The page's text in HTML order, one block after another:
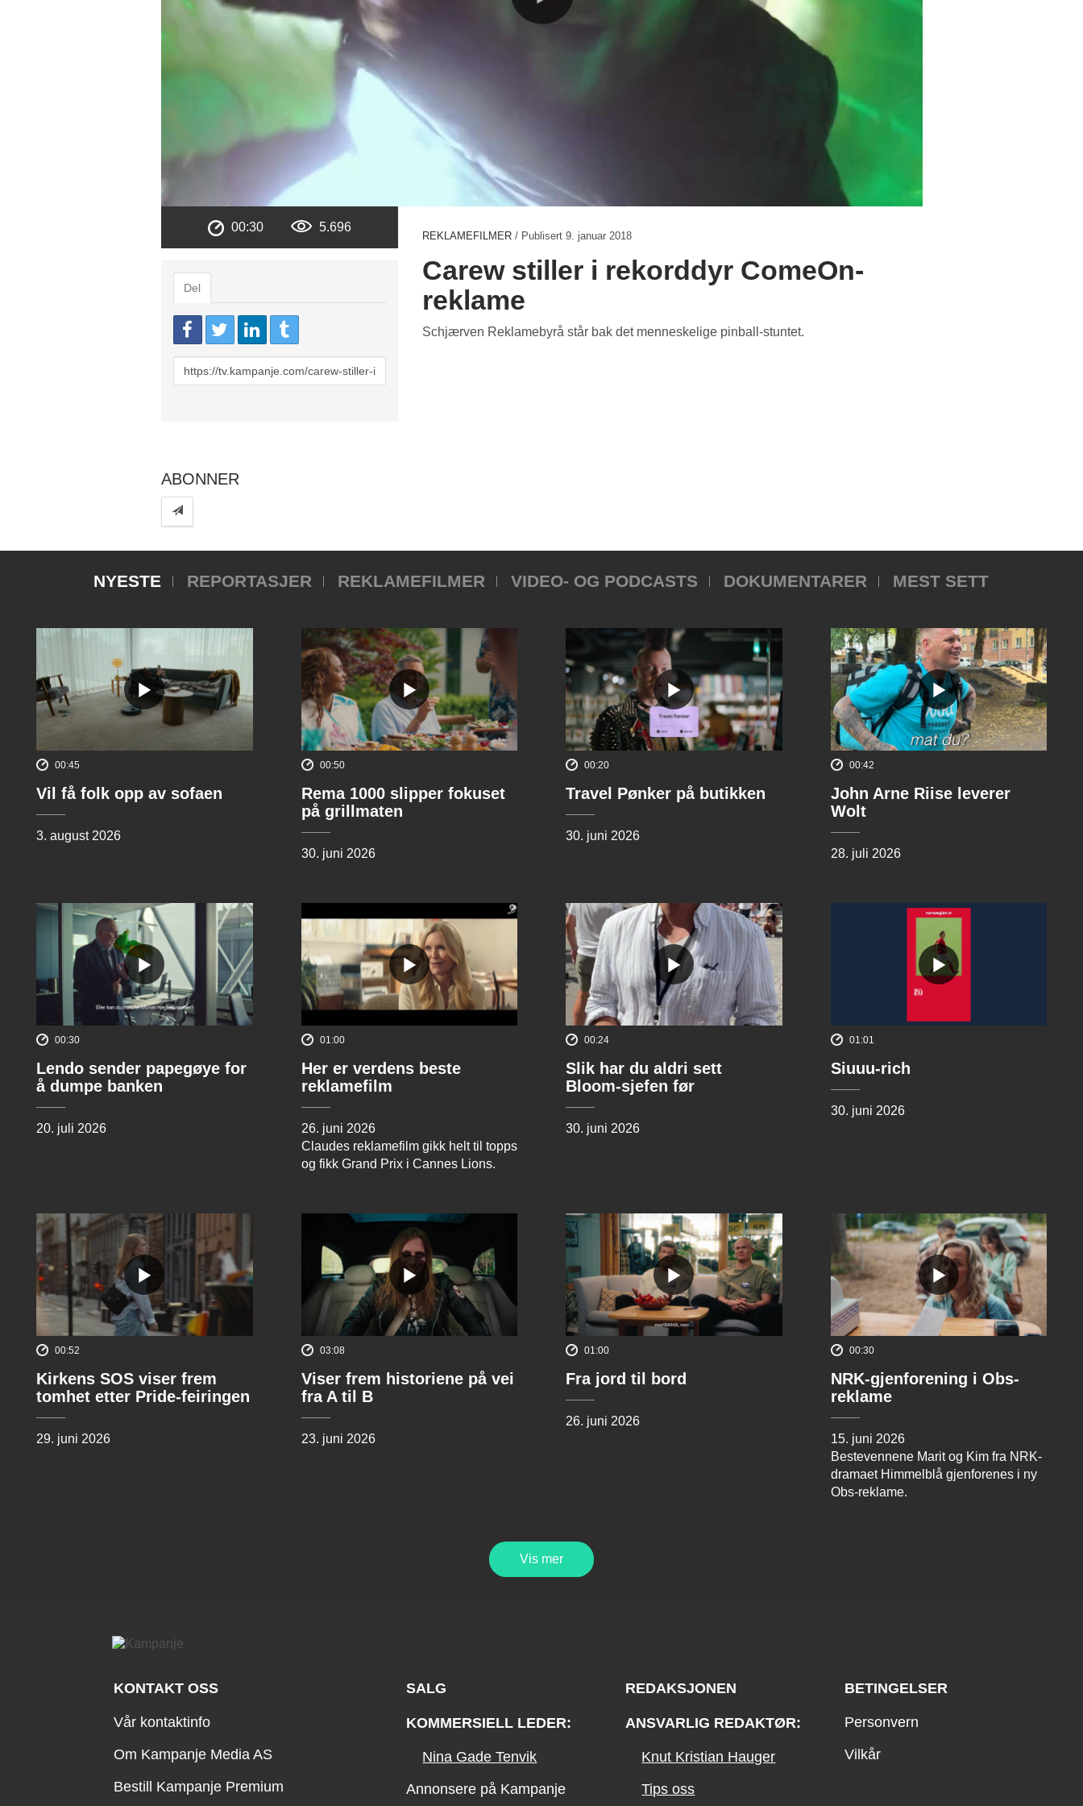
00:30 5.696
Del
URL
to
REKLAMEFILMER / Publisert9. januar 2018
Carew stiller i rekorddyr ComeOn-
reklame
Schjærven Reklamebyrå står bak det menneskelige pinball-stuntet.
ABONNER
NYESTE REPORTASJER REKLAMEFILMER VIDEO- OG PODCASTS DOKUMENTARER MEST SETT
00:45
Vil få folk opp av sofaen
3. august 2026
00:50
Rema 1000 slipper fokuset
på grillmaten
30. juni 2026
00:20
Travel Pønker på butikken
30. juni 2026
00:42
John Arne Riise leverer
Wolt
28. juli 2026
00:30
Lendo sender papegøye for
å dumpe banken
20. juli 2026
01:00
Her er verdens beste
reklamefilm
26. juni 2026
Claudes reklamefilm gikk helt til topps
og fikk Grand Prix i Cannes Lions.
00:24
Slik har du aldri sett
Bloom-sjefen før
30. juni 2026
01:01
Siuuu-rich
30. juni 2026
00:52
Kirkens SOS viser frem
tomhet etter Pride-feiringen
29. juni 2026
03:08
Viser frem historiene på vei
fra A til B
23. juni 2026
01:00
Fra jord til bord
26. juni 2026
00:30
NRK-gjenforening i Obs-
reklame
15. juni 2026
Bestevennene Marit og Kim fra NRK-
dramaet Himmelblå gjenforenes i ny
Obs-reklame.
Vis mer
KONTAKT OSS
Vår kontaktinfo
Om Kampanje Media AS
Bestill Kampanje Premium
SALG
KOMMERSIELL LEDER:
Nina Gade Tenvik
Annonsere på Kampanje
REDAKSJONEN
ANSVARLIG REDAKTØR:
Knut Kristian Hauger
Tips oss
BETINGELSER
Personvern
Vilkår